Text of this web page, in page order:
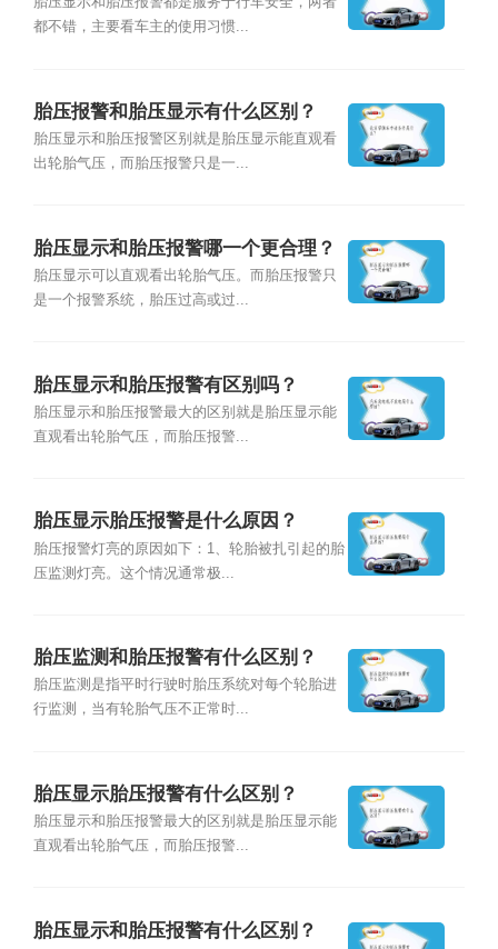
都不错，主要看车主的使用习惯...
胎压报警和胎压显示有什么区别？
胎压显示和胎压报警区别就是胎压显示能直观看
出轮胎气压，而胎压报警只是一...
胎压显示和胎压报警哪一个更合理？
胎压显示可以直观看出轮胎气压。而胎压报警只
是一个报警系统，胎压过高或过...
胎压显示和胎压报警有区别吗？
胎压显示和胎压报警最大的区别就是胎压显示能
直观看出轮胎气压，而胎压报警...
胎压显示胎压报警是什么原因？
胎压报警灯亮的原因如下：1、轮胎被扎引起的胎
压监测灯亮。这个情况通常极...
胎压监测和胎压报警有什么区别？
胎压监测是指平时行驶时胎压系统对每个轮胎进
行监测，当有轮胎气压不正常时...
胎压显示胎压报警有什么区别？
胎压显示和胎压报警最大的区别就是胎压显示能
直观看出轮胎气压，而胎压报警...
胎压显示和胎压报警有什么区别？